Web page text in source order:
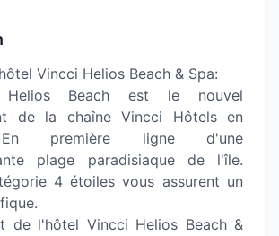
Vincci Helios Beach & Spa:
Beach est le nouvel
de la chaîne Vincci Hôtels en
En première ligne d'une
plage paradisiaque de l'île.
4 étoiles vous assurent un
de l'hôtel Vincci Helios Beach &